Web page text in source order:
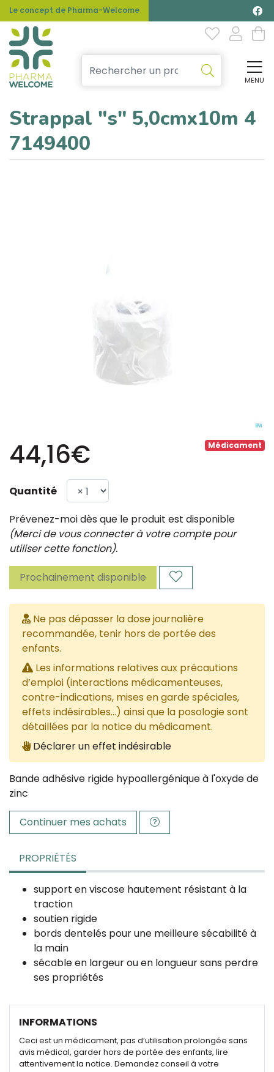
Le concept de Pharma-Welcome
MENU
Strappal "s" 5,0cmx10m 4
7149400
Médicament
44,16€
Quantité
Prévenez-moi dès que le produit est disponible
(Merci de vous connecter à votre compte pour
utiliser cette fonction).
Prochainement disponible
Ne pas dépasser la dose journalière
recommandée, tenir hors de portée des
enfants.
Les informations relatives aux précautions
d’emploi (interactions médicamenteuses,
contre-indications, mises en garde spéciales,
effets indésirables...) ainsi que la posologie sont
détaillées par la notice du médicament.
Déclarer un effet indésirable
Bande adhésive rigide hypoallergénique à l'oxyde de
zinc
Continuer mes achats
PROPRIÉTÉS
support en viscose hautement résistant à la
traction
soutien rigide
bords dentelés pour une meilleure sécabilité à
la main
sécable en largeur ou en longueur sans perdre
ses propriétés
INFORMATIONS
Ceci est un médicament, pas d’utilisation prolongée sans
avis médical, garder hors de portée des enfants, lire
attentivement la notice. Demandez conseil à votre